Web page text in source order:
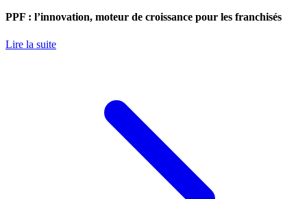
PPF : l’innovation, moteur de croissance pour les franchisés
Lire la suite